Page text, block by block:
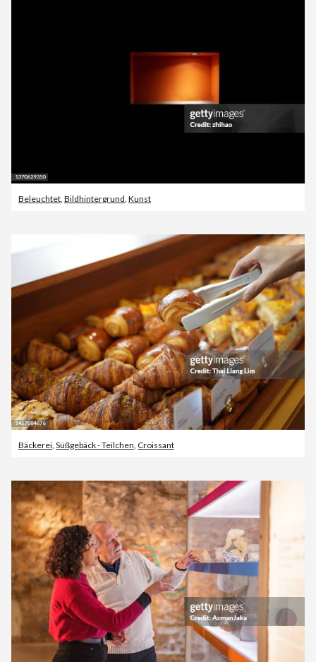
Beleuchtet, Bildhintergrund, Kunst
Bäckerei, Süßgebäck - Teilchen, Croissant